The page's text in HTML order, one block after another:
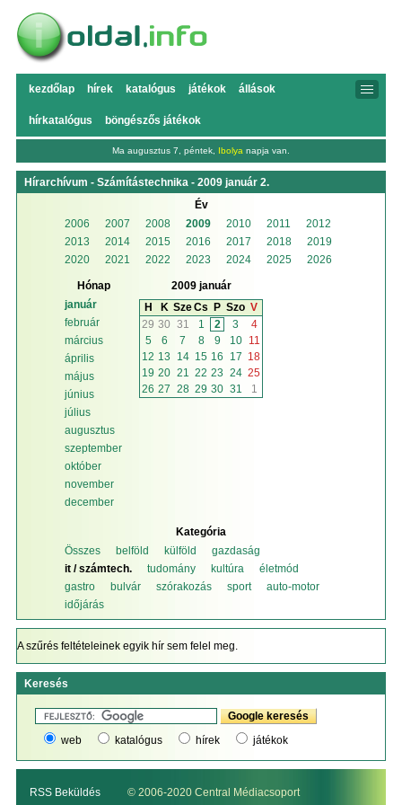
kezdőlap hírek katalógus játékok állások
hírkatalógus böngészős játékok
Ma augusztus 7, péntek, Ibolya napja van.
Hírarchívum - Számítástechnika - 2009 január 2.
Év
2006
2007 2008 2009 2010 2011
2012
2013
2014 2015 2016 2017 2018
2019
2020
2021 2022 2023 2024 2025 2026
Hónap
január
február
március
április
május
június
július
augusztus
szeptember
október
november
december
2009 január
H
K SzeCs P Szo V
29 30 31 1 2 3
4
5
6 7 8 9 10
11
12 13 14 15 16 17 18
19 20 21 22 23 24 25
26 27 28 29 30 31 1
Kategória
Összes
belföld külföld
gazdaság
it / számtech.
tudomány kultúra
életmód
gastro
bulvár szórakozás sport
auto-motor
időjárás
A szűrés feltételeinek egyik hír sem felel meg.
Keresés
web katalógus hírek játékok
RSS Beküldés © 2006-2020 Central Médiacsoport